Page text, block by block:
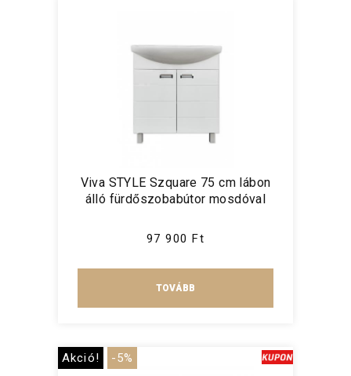
Viva STYLE Szquare 75 cm lábon
álló fürdőszobabútor mosdóval
97 900 Ft
TOVÁBB
Akció! -5%